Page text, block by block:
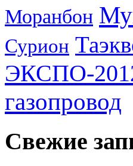
Моранбон
Сурион
ЭКСПО-
газопровод
Свежие